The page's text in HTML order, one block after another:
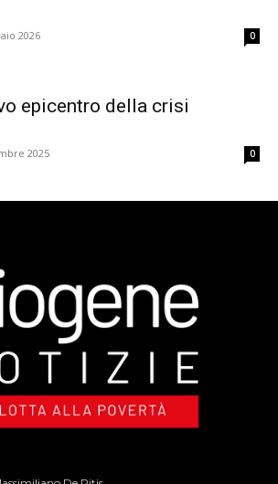
2026 0
epicentro della crisi
2025 0